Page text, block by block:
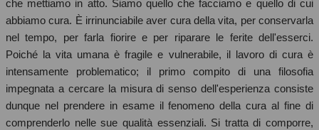
che mettiamo in atto. Siamo quello che facciamo e quello di cui
abbiamo cura. È irrinunciabile aver cura della vita, per conservarla
nel tempo, per farla fiorire e per riparare le ferite dell'esserci.
Poiché la vita umana è fragile e vulnerabile, il lavoro di cura è
intensamente problematico; il primo compito di una filosofia
impegnata a cercare la misura di senso dell'esperienza consiste
dunque nel prendere in esame il fenomeno della cura al fine di
comprenderlo nelle sue qualità essenziali. Si tratta di comporre,